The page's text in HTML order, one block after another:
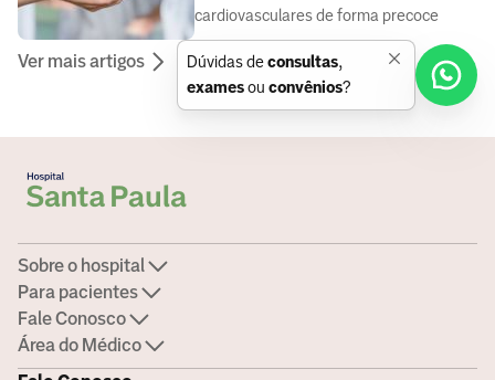
cardiovasculares de forma precoce
Ver mais artigos
Sobre o hospital
Para pacientes
Fale Conosco
Área do Médico
Dúvidas deconsultas,
examesou convênios?